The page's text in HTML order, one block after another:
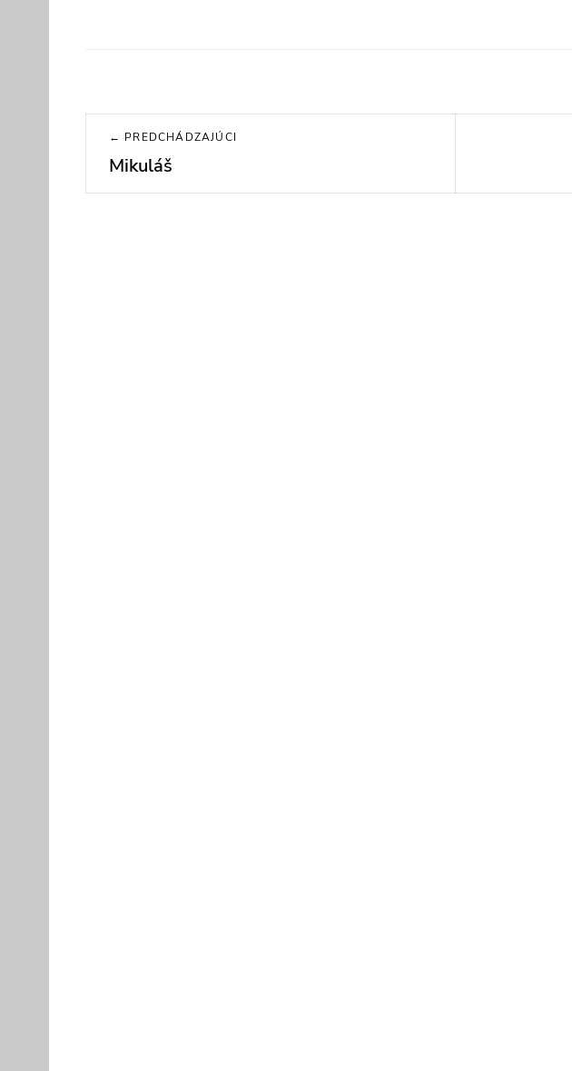
Navigácia
článku
← PREDCHÁDZAJÚCI
Previous
post:
Mikuláš